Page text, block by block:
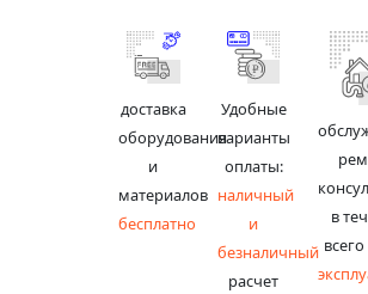
доставка
оборудования
и
материалов
бесплатно
Удобные
варианты
оплаты:
наличный
и
безналичный
расчет
в
всего